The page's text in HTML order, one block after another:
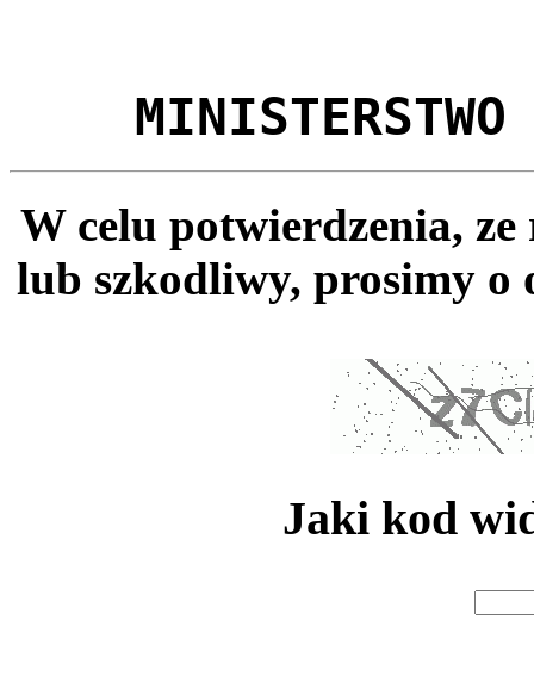
MINISTERSTWO
W celu potwierdzenia,
lub szkodliwy, prosimy o
Jaki kod